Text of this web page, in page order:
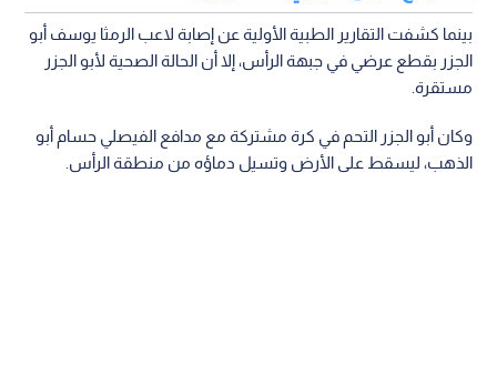
بينما كشفت التقارير الطبية الأولية عن إصابة لاعب الرمثا يوسف أبو
الجزر بقطع عرضي في جبهة الرأس، إلا أن الحالة الصحية لأبو الجزر
مستقرة.
وكان أبو الجزر التحم في كرة مشتركة مع مدافع الفيصلي حسام أبو
الذهب، ليسقط على الأرض وتسيل دماؤه من منطقة الرأس.